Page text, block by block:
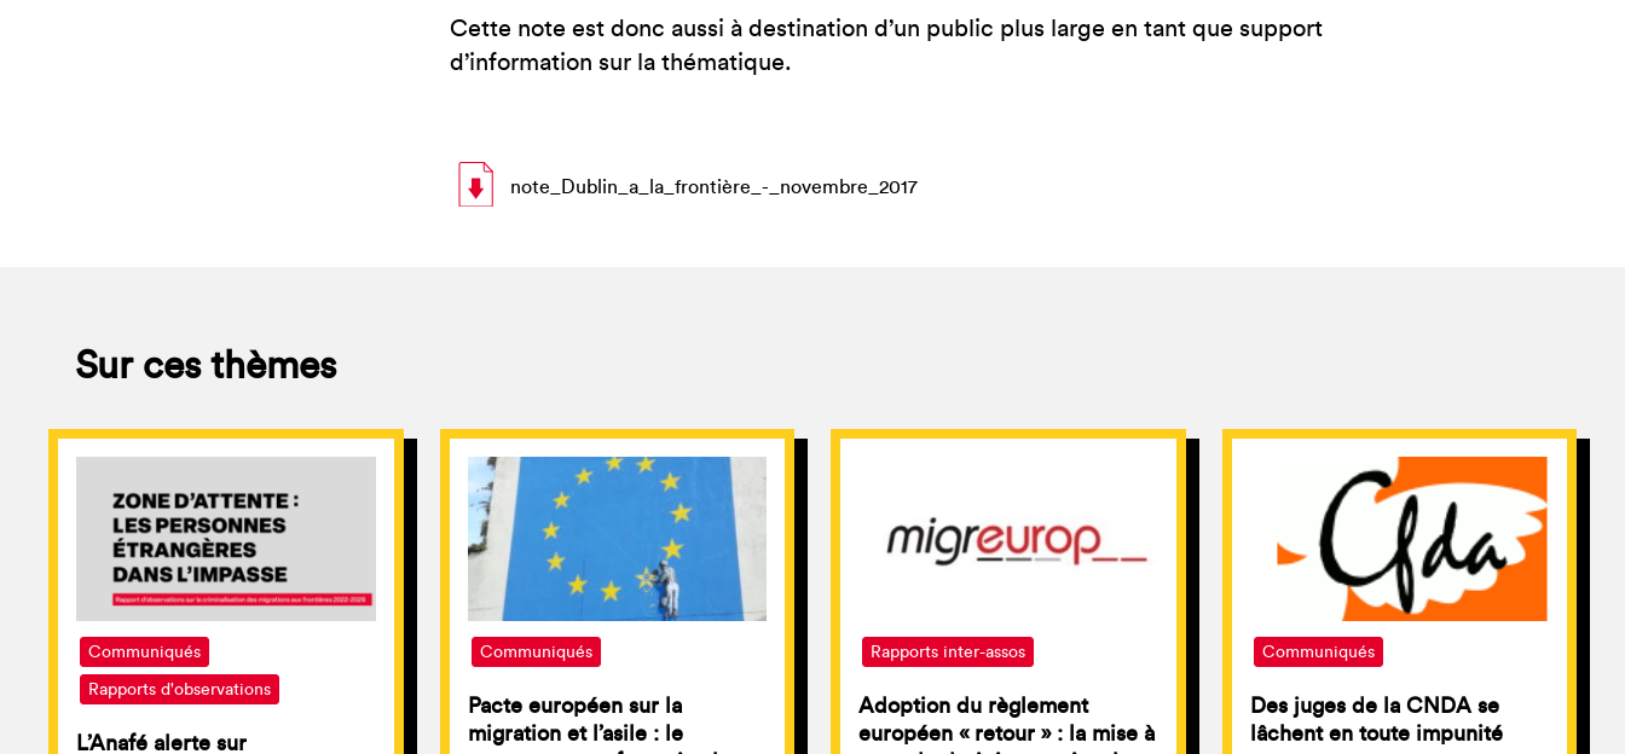
Cette note est donc aussi à destination d’un public plus large en tant que support
d’information sur la thématique.
note_Dublin_a_la_frontière_-_novembre_2017
Sur ces thèmes
Communiqués
Rapports d'observations
L’Anafé alerte sur
Communiqués
Pacte européen sur la
migration et l’asile : le
Rapports inter-assos
Adoption du règlement
européen « retour » : la mise à
Communiqués
Des juges de la CNDA se
lâchent en toute impunité